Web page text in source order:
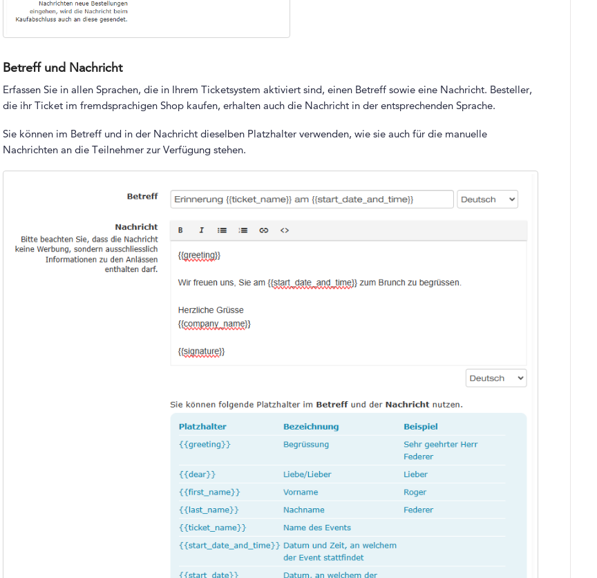
Betreff und Nachricht
Erfassen Sie in allen Sprachen, die in Ihrem Ticketsystem aktiviert sind, einen Betreff sowie eine Nachricht. Besteller,
die ihr Ticket im fremdsprachigen Shop kaufen, erhalten auch die Nachricht in der entsprechenden Sprache.
Sie können im Betreff und in der Nachricht dieselben Platzhalter verwenden, wie sie auch für die manuelle
Nachrichten an die Teilnehmer zur Verfügung stehen.